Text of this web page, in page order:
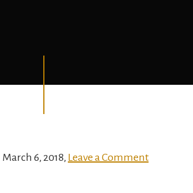
March 6, 2018, Leave a Comment